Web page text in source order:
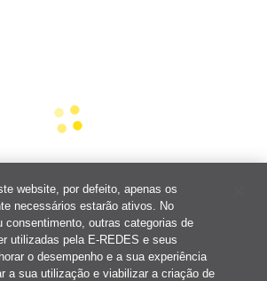
website, por defeito, apenas os
necessários estarão ativos. No
consentimento, outras categorias de
utilizadas pela E-REDES e seus
o desempenho e a sua experiência
a sua utilização e viabilizar a criação de